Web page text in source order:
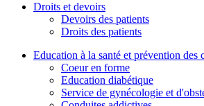
Droits et devoirs
Devoirs des patients
Droits des patients
Education à la santé et prévention des
Coeur en forme
Education diabétique
Service de gynécologie et